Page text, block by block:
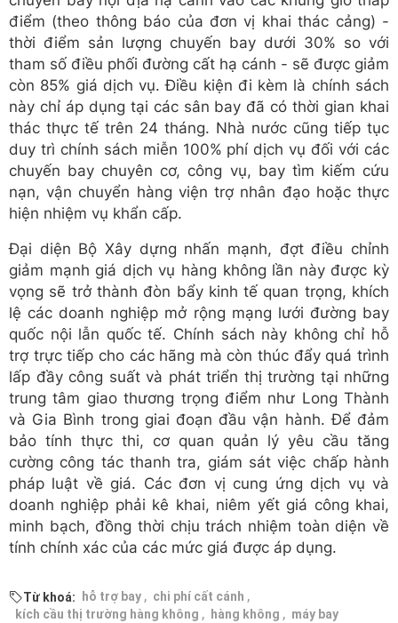
điểm (theo thông báo của đơn vị khai thác cảng) -
thời điểm sản lượng chuyến bay dưới 30% so với
tham số điều phối đường cất hạ cánh - sẽ được giảm
còn 85% giá dịch vụ. Điều kiện đi kèm là chính sách
này chỉ áp dụng tại các sân bay đã có thời gian khai
thác thực tế trên 24 tháng. Nhà nước cũng tiếp tục
duy trì chính sách miễn 100% phí dịch vụ đối với các
chuyến bay chuyên cơ, công vụ, bay tìm kiếm cứu
nạn, vận chuyển hàng viện trợ nhân đạo hoặc thực
hiện nhiệm vụ khẩn cấp.
Đại diện Bộ Xây dựng nhấn mạnh, đợt điều chỉnh
giảm mạnh giá dịch vụ hàng không lần này được kỳ
vọng sẽ trở thành đòn bẩy kinh tế quan trọng, khích
lệ các doanh nghiệp mở rộng mạng lưới đường bay
quốc nội lẫn quốc tế. Chính sách này không chỉ hỗ
trợ trực tiếp cho các hãng mà còn thúc đẩy quá trình
lấp đầy công suất và phát triển thị trường tại những
trung tâm giao thương trọng điểm như Long Thành
và Gia Bình trong giai đoạn đầu vận hành. Để đảm
bảo tính thực thi, cơ quan quản lý yêu cầu tăng
cường công tác thanh tra, giám sát việc chấp hành
pháp luật về giá. Các đơn vị cung ứng dịch vụ và
doanh nghiệp phải kê khai, niêm yết giá công khai,
minh bạch, đồng thời chịu trách nhiệm toàn diện về
tính chính xác của các mức giá được áp dụng.
Từ khoá: hỗ trợ bay , chi phí cất cánh ,
kích cầu thị trường hàng không , hàng không , máy bay